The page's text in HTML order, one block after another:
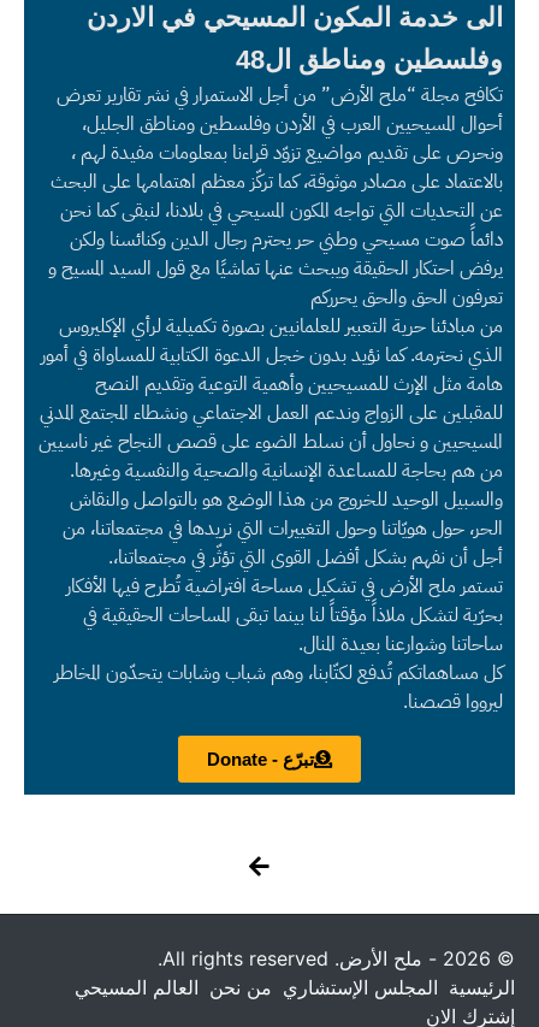
الى خدمة المكون المسيحي في الاردن
وفلسطين ومناطق ال48
تكافح مجلة “ملح الأرض” من أجل الاستمرار في نشر تقارير تعرض
أحوال المسيحيين العرب في الأردن وفلسطين ومناطق الجليل،
ونحرص على تقديم مواضيع تزوّد قراءنا بمعلومات مفيدة لهم ،
بالاعتماد على مصادر موثوقة، كما تركّز معظم اهتمامها على البحث
عن التحديات التي تواجه المكون المسيحي في بلادنا، لنبقى كما نحن
دائماً صوت مسيحي وطني حر يحترم رجال الدين وكنائسنا ولكن
يرفض احتكار الحقيقة ويبحث عنها تماشيًا مع قول السيد المسيح و
تعرفون الحق والحق يحرركم
من مبادئنا حرية التعبير للعلمانيين بصورة تكميلية لرأي الإكليروس
الذي نحترمه. كما نؤيد بدون خجل الدعوة الكتابية للمساواة في أمور
هامة مثل الإرث للمسيحيين وأهمية التوعية وتقديم النصح
للمقبلين على الزواج وندعم العمل الاجتماعي ونشطاء المجتمع المدني
المسيحيين و نحاول أن نسلط الضوء على قصص النجاح غير ناسيين
من هم بحاجة للمساعدة الإنسانية والصحية والنفسية وغيرها.
والسبيل الوحيد للخروج من هذا الوضع هو بالتواصل والنقاش
الحر، حول هويّاتنا وحول التغييرات التي نريدها في مجتمعاتنا، من
أجل أن نفهم بشكل أفضل القوى التي تؤثّر في مجتمعاتنا،.
تستمر ملح الأرض في تشكيل مساحة افتراضية تُطرح فيها الأفكار
بحرّية لتشكل ملاذاً مؤقتاً لنا بينما تبقى المساحات الحقيقية في
ساحاتنا وشوارعنا بعيدة المنال.
كل مساهماتكم تُدفع لكتّابنا، وهم شباب وشابات يتحدّون المخاطر
ليرووا قصصنا.
تبرّع - Donate
© 2026 - ملح الأرض. All rights reserved.
الرئيسية المجلس الإستشاري من نحن العالم المسيحي
إشترك الان